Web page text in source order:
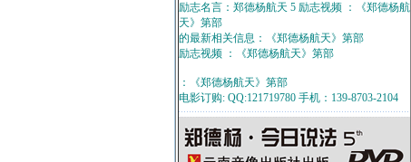
励志名言：郑德杨航天 5 励志视频 ：《郑德杨航
天》第部
的最新相关信息：《郑德杨航天》第部
励志视频 ：《郑德杨航天》第部
：《郑德杨航天》第部
电影订购: QQ:121719780 手机：139-8703-2104